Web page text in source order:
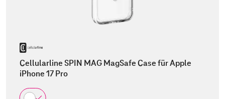
Cellularline SPIN MAG MagSafe Case für Apple
iPhone 17 Pro